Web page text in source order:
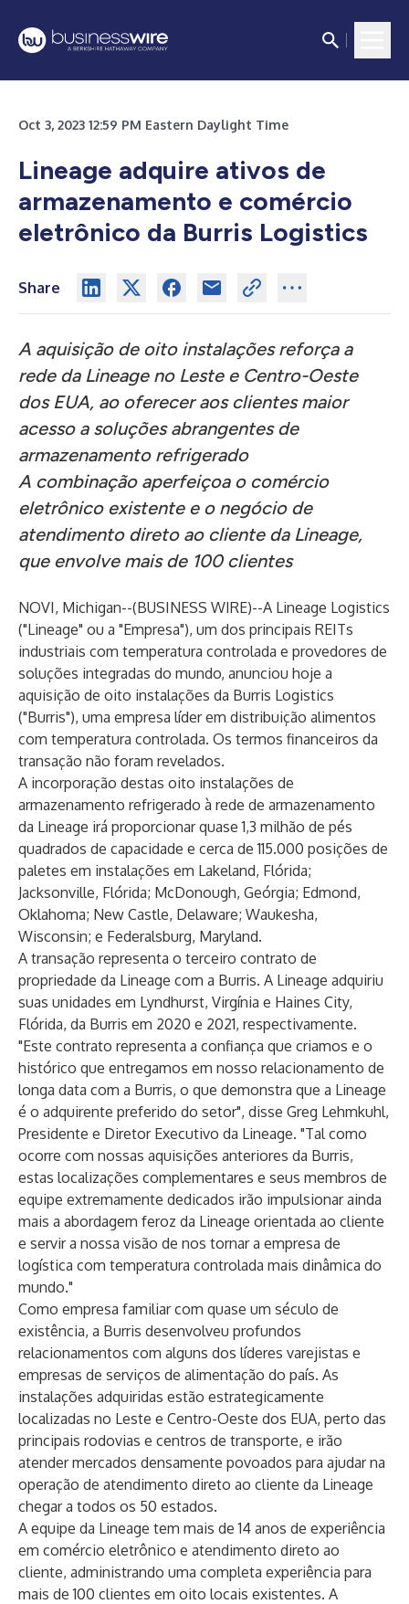
Oct 3, 2023 12:59 PM Eastern Daylight Time
Lineage adquire ativos de
armazenamento e comércio
eletrônico da Burris Logistics
Share
A aquisição de oito instalações reforça a
rede da Lineage no Leste e Centro-Oeste
dos EUA, ao oferecer aos clientes maior
acesso a soluções abrangentes de
armazenamento refrigerado
A combinação aperfeiçoa o comércio
eletrônico existente e o negócio de
atendimento direto ao cliente da Lineage,
que envolve mais de 100 clientes
NOVI, Michigan--(BUSINESS WIRE)--A Lineage Logistics
("Lineage" ou a "Empresa"), um dos principais REITs
industriais com temperatura controlada e provedores de
soluções integradas do mundo, anunciou hoje a
aquisição de oito instalações da Burris Logistics
("Burris"), uma empresa líder em distribuição alimentos
com temperatura controlada. Os termos financeiros da
transação não foram revelados.
A incorporação destas oito instalações de
armazenamento refrigerado à rede de armazenamento
da Lineage irá proporcionar quase 1,3 milhão de pés
quadrados de capacidade e cerca de 115.000 posições de
paletes em instalações em Lakeland, Flórida;
Jacksonville, Flórida; McDonough, Geórgia; Edmond,
Oklahoma; New Castle, Delaware; Waukesha,
Wisconsin; e Federalsburg, Maryland.
A transação representa o terceiro contrato de
propriedade da Lineage com a Burris. A Lineage adquiriu
suas unidades em Lyndhurst, Virgínia e Haines City,
Flórida, da Burris em 2020 e 2021, respectivamente.
"Este contrato representa a confiança que criamos e o
histórico que entregamos em nosso relacionamento de
longa data com a Burris, o que demonstra que a Lineage
é o adquirente preferido do setor", disse Greg Lehmkuhl,
Presidente e Diretor Executivo da Lineage. "Tal como
ocorre com nossas aquisições anteriores da Burris,
estas localizações complementares e seus membros de
equipe extremamente dedicados irão impulsionar ainda
mais a abordagem feroz da Lineage orientada ao cliente
e servir a nossa visão de nos tornar a empresa de
logística com temperatura controlada mais dinâmica do
mundo."
Como empresa familiar com quase um século de
existência, a Burris desenvolveu profundos
relacionamentos com alguns dos líderes varejistas e
empresas de serviços de alimentação do país. As
instalações adquiridas estão estrategicamente
localizadas no Leste e Centro-Oeste dos EUA, perto das
principais rodovias e centros de transporte, e irão
atender mercados densamente povoados para ajudar na
operação de atendimento direto ao cliente da Lineage
chegar a todos os 50 estados.
A equipe da Lineage tem mais de 14 anos de experiência
em comércio eletrônico e atendimento direto ao
cliente, administrando uma completa experiência para
mais de 100 clientes em oito locais existentes. A